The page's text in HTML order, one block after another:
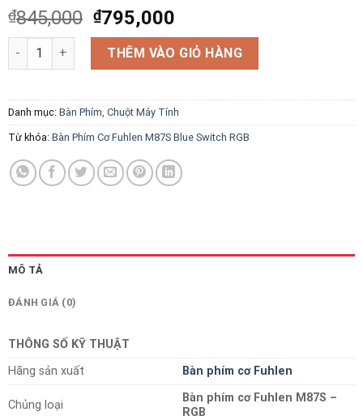
₫845,000 ₫795,000
Bàn Phím Cơ Fuhlen M87S Blue Switch RGB số lượng
THÊM VÀO GIỎ HÀNG
Danh mục: Bàn Phím, Chuột Máy Tính
Từ khóa: Bàn Phím Cơ Fuhlen M87S Blue Switch RGB
MÔ TẢ
ĐÁNH GIÁ (0)
THÔNG SỐ KỸ THUẬT
Hãng sản xuất
Bàn phím cơ Fuhlen
Chủng loại
Bàn phím cơ Fuhlen M87S –
RGB